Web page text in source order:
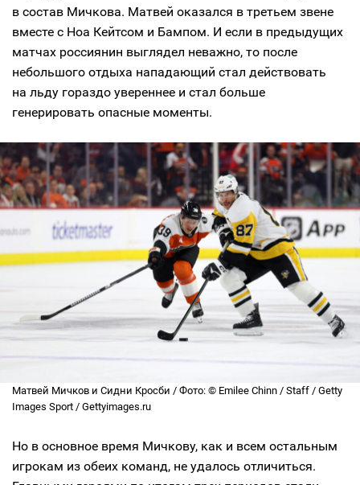
в состав Мичкова. Матвей оказался в третьем звене
вместе с Ноа Кейтсом и Бампом. И если в предыдущих
матчах россиянин выглядел неважно, то после
небольшого отдыха нападающий стал действовать
на льду гораздо увереннее и стал больше
генерировать опасные моменты.
Матвей Мичков и Сидни Кросби / Фото: © Emilee Chinn / Staff / Getty
Images Sport / Gettyimages.ru
Но в основное время Мичкову, как и всем остальным
игрокам из обеих команд, не удалось отличиться.